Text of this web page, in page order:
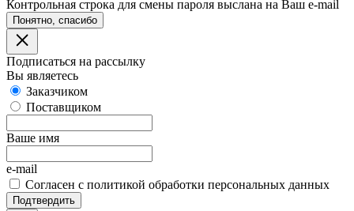
Контрольная строка для смены пароля выслана на Ваш e-mail
Понятно, спасибо
Подписаться на рассылку
Вы являетесь
Заказчиком
Поставщиком
Ваше имя
e-mail
Согласен с политикой обработки персональных данных
Подтвердить